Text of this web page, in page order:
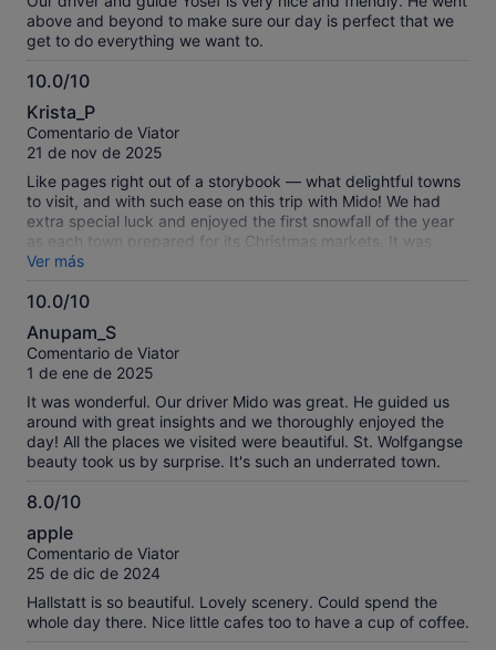
above and beyond to make sure our day is perfect that we
get to do everything we want to.
10.0/10
10.0
sobre
10
Krista_P
Comentario de Viator
21 de nov de 2025
Like pages right out of a storybook — what delightful towns
to visit, and with such ease on this trip with Mido! We had
extra special luck and enjoyed the first snowfall of the year
as each town prepared for its Christmas markets. It was
magical!
Ver más
10.0/10
10.0
sobre
10
Anupam_S
Comentario de Viator
1 de ene de 2025
It was wonderful. Our driver Mido was great. He guided us
around with great insights and we thoroughly enjoyed the
day! All the places we visited were beautiful. St. Wolfgangse
beauty took us by surprise. It's such an underrated town.
8.0/10
sobre
10
apple
Comentario de Viator
25 de dic de 2024
Hallstatt is so beautiful. Lovely scenery. Could spend the
whole day there. Nice little cafes too to have a cup of coffee.